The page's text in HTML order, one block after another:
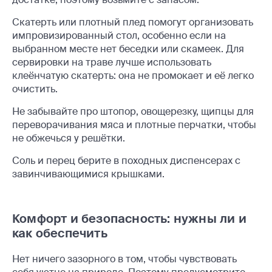
Скатерть или плотный плед помогут организовать
импровизированный стол, особенно если на
выбранном месте нет беседки или скамеек. Для
сервировки на траве лучше использовать
клеёнчатую скатерть: она не промокает и её легко
очистить.
Не забывайте про штопор, овощерезку, щипцы для
переворачивания мяса и плотные перчатки, чтобы
не обжечься у решётки.
Соль и перец берите в походных диспенсерах с
завинчивающимися крышками.
Комфорт и безопасность: нужны ли и
как обеспечить
Нет ничего зазорного в том, чтобы чувствовать